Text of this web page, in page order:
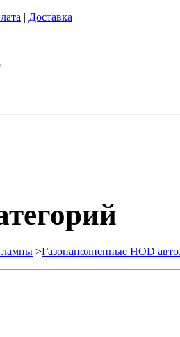
| Доставка
лампы >Газонаполненные HOD